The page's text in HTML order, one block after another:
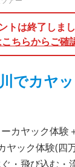
トは終了しまし
ちらからご確
でカヤ
カヤック体験
ヤック体験(四
・飛び込む・